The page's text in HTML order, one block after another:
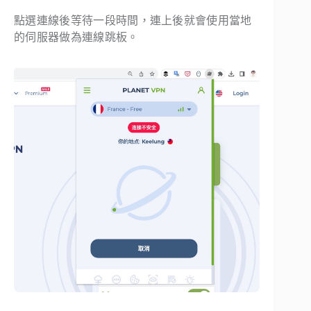
點選連線後等待一段時間，連上後就會使用當地
的伺服器做為連線跳板。